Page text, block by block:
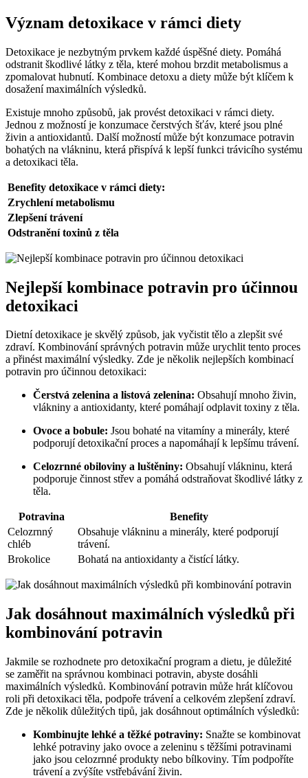
Význam detoxikace v rámci diety
Detoxikace je nezbytným prvkem každé úspěšné diety. Pomáhá
odstranit škodlivé látky z těla, které mohou brzdit metabolismus a
zpomalovat hubnutí. Kombinace detoxu a diety může být klíčem k
dosažení maximálních výsledků.
Existuje mnoho způsobů, jak provést detoxikaci v rámci diety.
Jednou z možností je konzumace čerstvých šťáv, které jsou plné
živin a antioxidantů. Další možností může být konzumace potravin
bohatých na vlákninu, která přispívá k lepší funkci trávicího systému
a detoxikaci těla.
Benefity detoxikace v rámci diety:
Zrychlení metabolismu
Zlepšení trávení
Odstranění toxinů z těla
Nejlepší kombinace potravin pro účinnou
detoxikaci
Dietní detoxikace je skvělý způsob, jak vyčistit tělo a zlepšit své
zdraví. Kombinování správných potravin může urychlit tento proces
a přinést maximální výsledky. Zde je několik nejlepších kombinací
potravin pro účinnou detoxikaci:
Čerstvá zelenina a listová zelenina: Obsahují mnoho živin,
vlákniny a antioxidanty, které pomáhají odplavit toxiny z těla.
Ovoce a bobule: Jsou bohaté na vitamíny a minerály, které
podporují detoxikační proces a napomáhají k lepšímu trávení.
Celozrnné obiloviny a luštěniny: Obsahují vlákninu, která
podporuje činnost střev a pomáhá odstraňovat škodlivé látky z
těla.
Potravina
Benefity
Celozrnný
chléb
Obsahuje vlákninu a minerály, které podporují
trávení.
Brokolice
Bohatá na antioxidanty a čistící látky.
Jak dosáhnout maximálních výsledků při
kombinování potravin
Jakmile se rozhodnete pro detoxikační program a dietu, je důležité
se zaměřit na správnou kombinaci potravin, abyste dosáhli
maximálních výsledků. Kombinování potravin může hrát klíčovou
roli při detoxikaci těla, podpoře trávení a celkovém zlepšení zdraví.
Zde je několik důležitých tipů, jak dosáhnout optimálních výsledků:
Kombinujte lehké a těžké potraviny: Snažte se kombinovat
lehké potraviny jako ovoce a zeleninu s těžšími potravinami
jako jsou celozrnné produkty nebo bílkoviny. Tím podpoříte
trávení a zvýšíte vstřebávání živin.